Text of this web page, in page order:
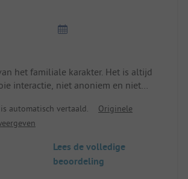
het familiale karakter. Het is altijd
interactie, niet anoniem en niet
op de camping zijn.
automatisch vertaald.
Originele
Lees de volledige
beoordeling